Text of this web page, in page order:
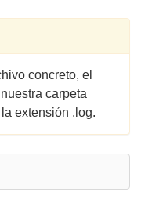
concreto, el
carpeta
extensión .log.